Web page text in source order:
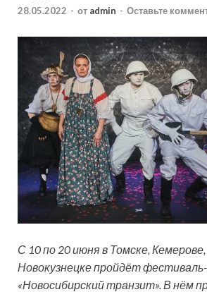
28.05.2022 - от admin - Оставьте
С 10 по 20 июня в Томске,
Новокузнецке пройдёт
«Новосибирский транзит». В нём